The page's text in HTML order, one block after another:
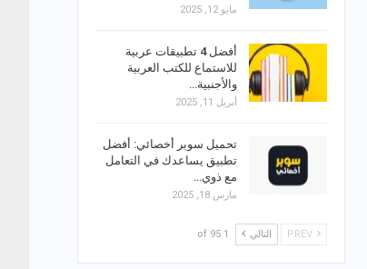
مايو 12, 2025
أفضل 4 تطبيقات عربية
للاستماع للكتب العربية
والأجنبية…
أبريل 11, 2025
تحميل سوبر أخصائي: أفضل
تطبيق يساعدك في التعامل
مع ذوي…
مارس 18, 2025
التالي 1 of 95